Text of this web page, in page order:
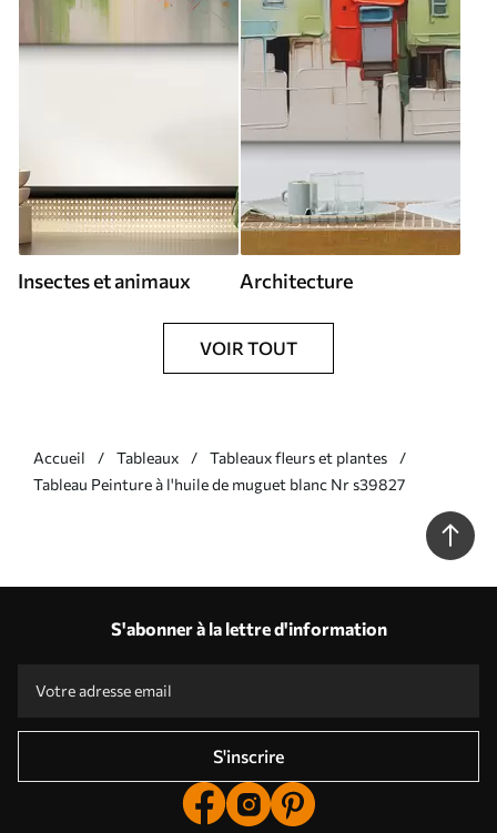
Insectes et animaux Architecture
VOIR TOUT
Accueil Tableaux
Tableaux fleurs et plantes
Tableau Peinture à l'huile de muguet blanc Nr s39827
S'abonner à la lettre d'information
S'inscrire